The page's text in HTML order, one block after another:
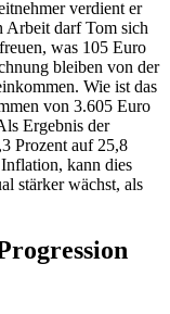
verdient er
Arbeit darf Tom sich
was 105 Euro
bleiben von der
Wie ist das
von 3.605 Euro
Ergebnis der
Prozent auf 25,8
kann dies
stärker wächst, als